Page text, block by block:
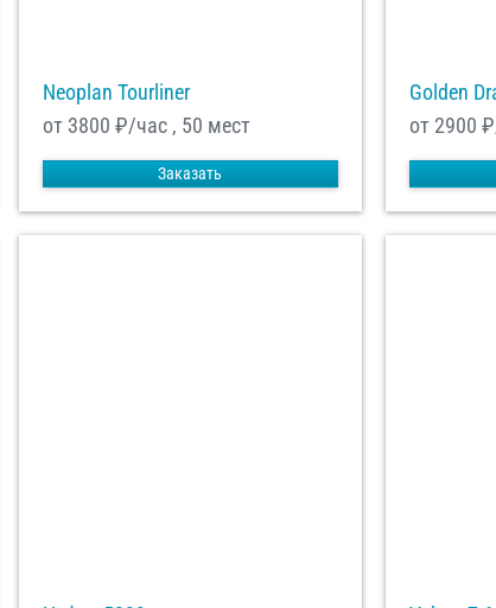
Neoplan Tourliner
от 3800 ₽/час , 50 мест
Заказать
Golden
от 2900